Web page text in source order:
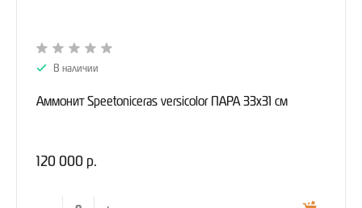
В наличии
Аммонит Speetoniceras versicolor ПАРА 33х31 см
120 000 р.